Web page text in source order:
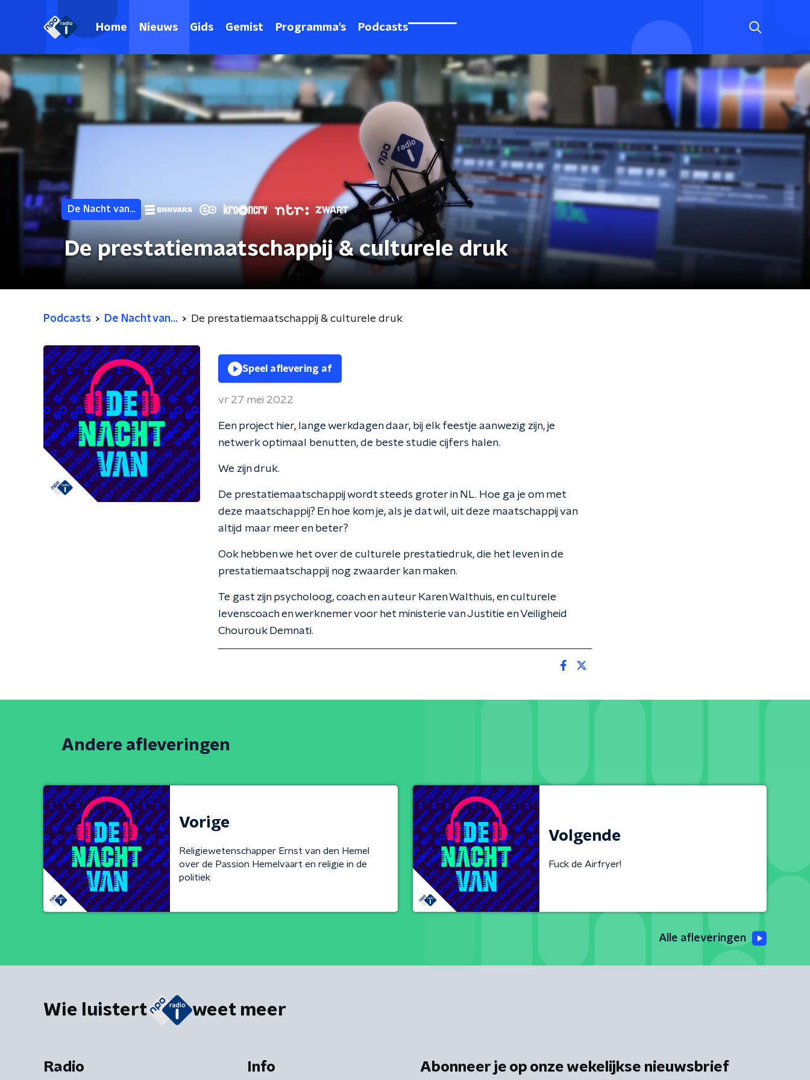
Home Nieuws Gids Gemist Programma's Podcasts
De Nacht van...
De prestatiemaatschappij & culturele druk
Podcasts De Nacht van... De prestatiemaatschappij & culturele druk
Speel aflevering af
vr 27 mei 2022
Een project hier, lange werkdagen daar, bij elk feestje aanwezig zijn, je
netwerk optimaal benutten, de beste studie cijfers halen.
We zijn druk.
De prestatiemaatschappij wordt steeds groter in NL. Hoe ga je om met
deze maatschappij? En hoe kom je, als je dat wil, uit deze maatschappij van
altijd maar meer en beter?
Ook hebben we het over de culturele prestatiedruk, die het leven in de
prestatiemaatschappij nog zwaarder kan maken.
Te gast zijn psycholoog, coach en auteur Karen Walthuis, en culturele
levenscoach en werknemer voor het ministerie van Justitie en Veiligheid
Chourouk Demnati.
Andere afleveringen
Vorige
Religiewetenschapper Ernst van den Hemel
over de Passion Hemelvaart en religie in de
politiek
Volgende
Fuck de Airfryer!
Alle afleveringen
Wie luistert weet meer
Radio Info Abonneer je op onze wekelijkse nieuwsbrief